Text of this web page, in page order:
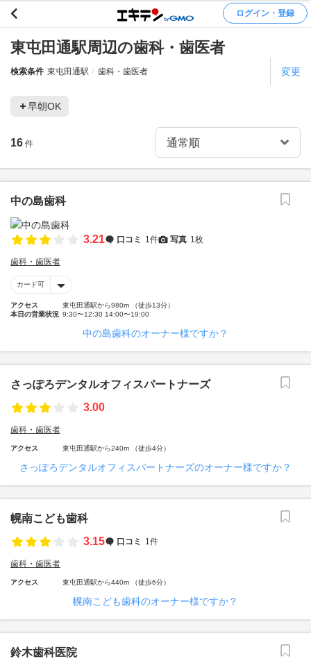
ログイン・登録
東屯田通駅周辺の歯科・歯医者
検索条件 東屯田通駅 歯科・歯医者 変更
早朝OK
16 件
中の島歯科
3.21 口コミ 1件 写真 1枚
歯科・歯医者
カード可
アクセス
東屯田通駅から980m （徒歩13分）
本日の営業状況 9:30〜12:30 14:00〜19:00
中の島歯科のオーナー様ですか？
さっぽろデンタルオフィスパートナーズ
3.00
歯科・歯医者
アクセス 東屯田通駅から240m （徒歩4分）
さっぽろデンタルオフィスパートナーズのオーナー様ですか？
幌南こども歯科
3.15
口コミ 1件
歯科・歯医者
アクセス 東屯田通駅から440m （徒歩6分）
幌南こども歯科のオーナー様ですか？
鈴木歯科医院